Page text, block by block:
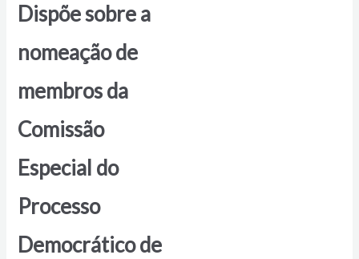
Dispõe sobre a
nomeação de
membros da
Comissão
Especial do
Processo
Democrático de